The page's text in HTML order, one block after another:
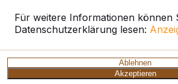
Für weitere Informationen können
Datenschutzerklärung lesen:
Ablehnen
Akzeptieren
Sitzflächen der DeLuxe-
Welches Zahlungsziel gilt
Bestellung von Tischen und
aus Beton?